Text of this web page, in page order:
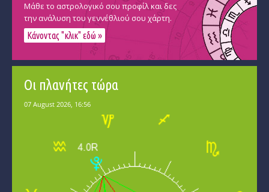
Μάθε το αστρολογικό σου προφίλ και δες
την ανάλυση του γεννέθλιού σου χάρτη.
Κάνοντας "κλικ" εδώ »
Οι πλανήτες τώρα